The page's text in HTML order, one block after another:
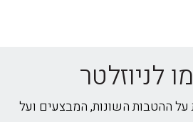
לניוזלטר
ההטבות השונות, המבצעים ועל